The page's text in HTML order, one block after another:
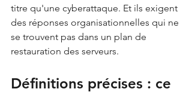
titre qu'une cyberattaque. Et ils exigent
des réponses organisationnelles qui ne
se trouvent pas dans un plan de
restauration des serveurs.
Définitions précises : ce